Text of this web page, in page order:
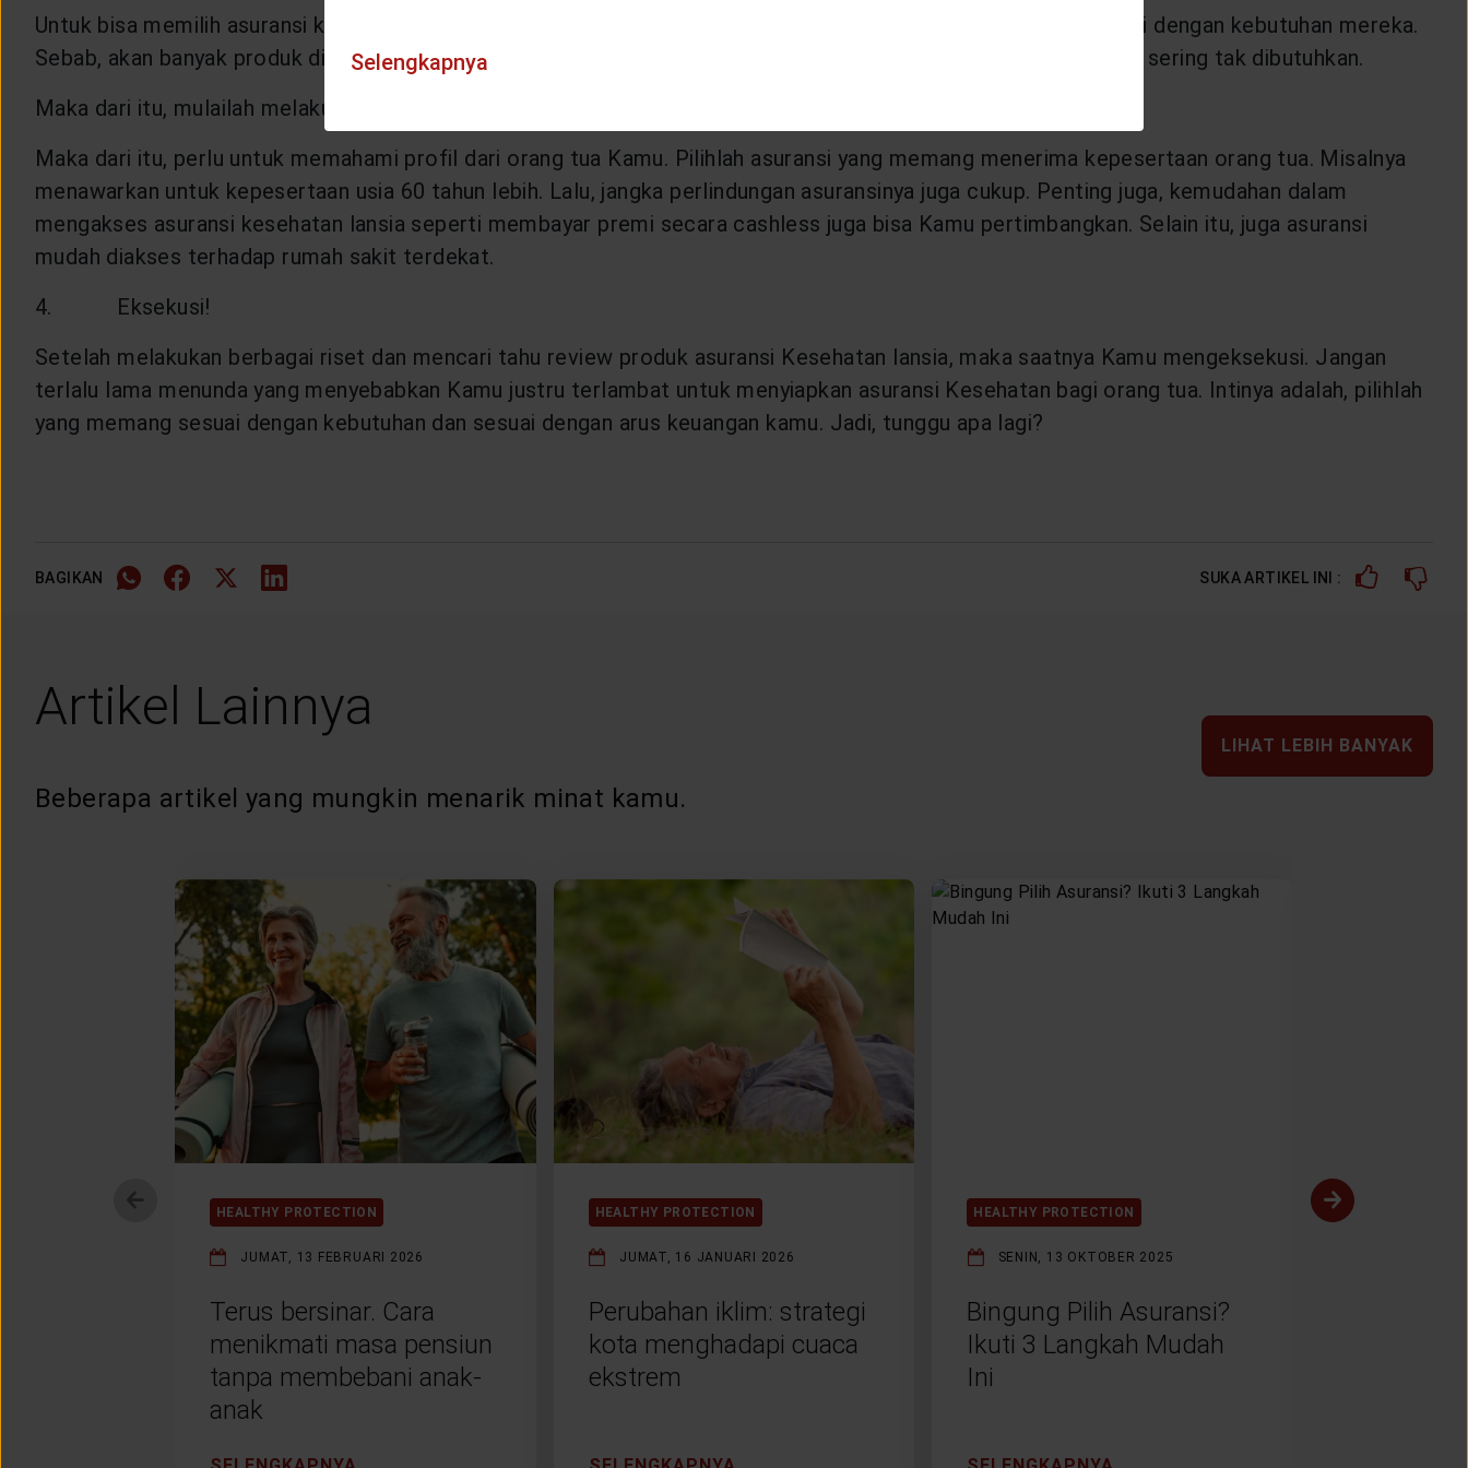
Untuk bisa memilih asuransi kesehatan lansia yang sesuai, Kamu pun perlu memastikan kriteria yang dipilih sesuai dengan kebutuhan mereka.
Sebab, akan banyak produk di perusahaan asuransi Kesehatan yang menawarkan beragam fitur namun terkadang sering tak dibutuhkan.
Maka dari itu, mulailah melakukan survei.
Maka dari itu, perlu untuk memahami profil dari orang tua Kamu. Pilihlah asuransi yang memang menerima kepesertaan orang tua. Misalnya
menawarkan untuk kepesertaan usia 60 tahun lebih. Lalu, jangka perlindungan asuransinya juga cukup. Penting juga, kemudahan dalam
mengakses asuransi kesehatan lansia seperti membayar premi secara cashless juga bisa Kamu pertimbangkan. Selain itu, juga asuransi
mudah diakses terhadap rumah sakit terdekat.
4. Eksekusi!
Setelah melakukan berbagai riset dan mencari tahu review produk asuransi Kesehatan lansia, maka saatnya Kamu mengeksekusi. Jangan
terlalu lama menunda yang menyebabkan Kamu justru terlambat untuk menyiapkan asuransi Kesehatan bagi orang tua. Intinya adalah, pilihlah
yang memang sesuai dengan kebutuhan dan sesuai dengan arus keuangan kamu. Jadi, tunggu apa lagi?
BAGIKAN SUKA ARTIKEL INI :
Artikel Lainnya
Beberapa artikel yang mungkin menarik minat kamu.
LIHAT LEBIH BANYAK
HEALTHY PROTECTION
JUMAT, 13 FEBRUARI 2026
Terus bersinar. Cara
menikmati masa pensiun
tanpa membebani anak-
anak
HEALTHY PROTECTION
JUMAT, 16 JANUARI 2026
Perubahan iklim: strategi
kota menghadapi cuaca
ekstrem
HEALTHY PROTECTION
SENIN, 13 OKTOBER 2025
Bingung Pilih Asuransi?
Ikuti 3 Langkah Mudah
Ini
HEALTHY
Selengkapnya